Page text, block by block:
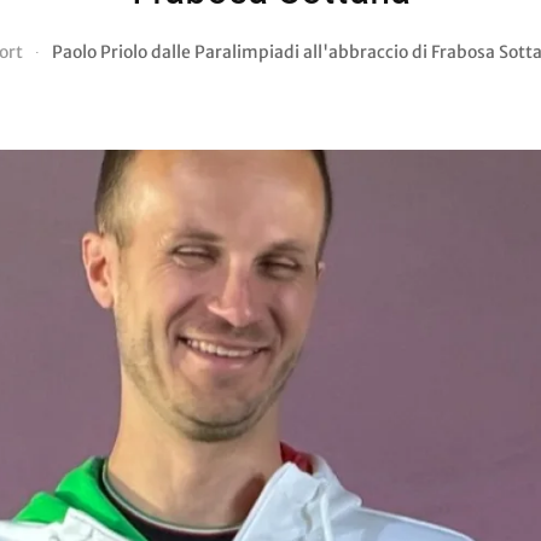
Paolo Priolo dalle Paralimpiadi all'abbraccio di Frabosa